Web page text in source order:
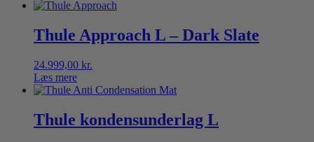
Thule Approach L – Dark Slate
24.999,00 kr.
Læs mere
Thule kondensunderlag L